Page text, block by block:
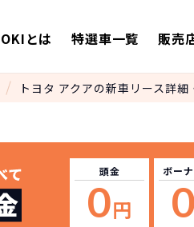
とは 特選車一覧 販売
トヨタ アクアの新車リース詳細
頭金
0円
ボー
0